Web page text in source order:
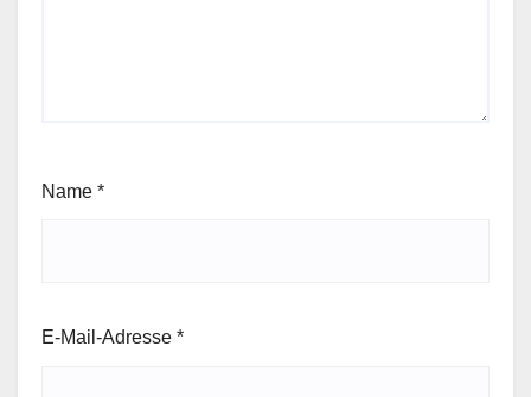
Name *
E-Mail-Adresse *